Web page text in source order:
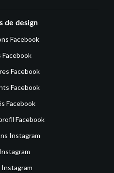
de design
Facebook
Facebook
Facebook
Facebook
Facebook
Facebook
Instagram